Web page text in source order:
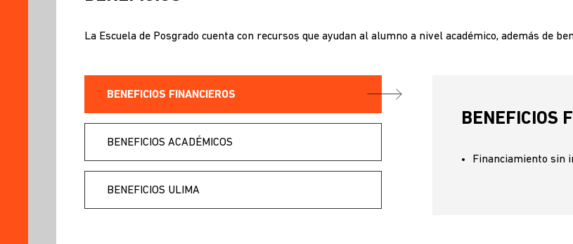
La Escuela de Posgrado cuenta con recursos que ayudan al alumno a nivel académico, además de
BENEFICIOS FINANCIEROS
BENEFICIOS ACADÉMICOS
BENEFICIOS ULIMA
BENEFICIOS
Financiamiento sin